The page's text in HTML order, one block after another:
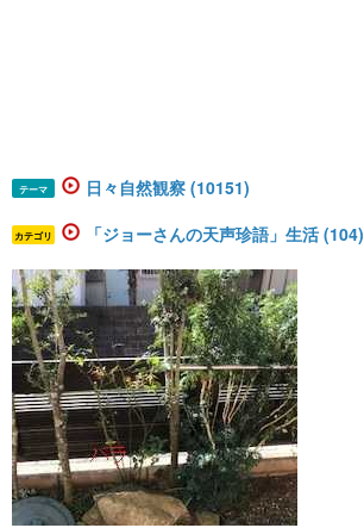
テーマ 日々自然観察 (10151)
カテゴリ 「ジョーさんの天声珍語」生活 (104)